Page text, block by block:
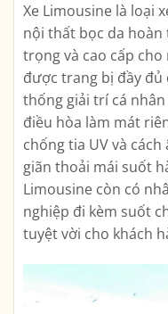
Xe Limousine là loại
nội thất bọc da hoàn
trọng và cao cấp
được trang bị đầy
thống giải trí cá
điều hòa làm mát
chống tia UV và
giãn thoải mái suốt
Limousine còn có
nghiệp đi kèm suốt
tuyệt vời cho khách